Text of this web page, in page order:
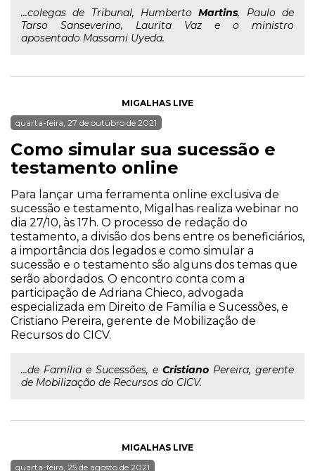
...colegas de Tribunal, HumbertoMartins, Paulo de
Tarso Sanseverino, Laurita Vaz e o ministro
aposentado Massami Uyeda.
MIGALHAS LIVE
quarta-feira, 27 de outubro de 2021
Como simular sua sucessão e
testamento online
Para lançar uma ferramenta online exclusiva de
sucessão e testamento, Migalhas realiza webinar no
dia 27/10, às 17h. O processo de redação do
testamento, a divisão dos bens entre os beneficiários,
a importância dos legados e como simular a
sucessão e o testamento são alguns dos temas que
serão abordados. O encontro conta com a
participação de Adriana Chieco, advogada
especializada em Direito de Família e Sucessões, e
Cristiano Pereira, gerente de Mobilização de
Recursos do CICV.
...de Família e Sucessões, e Cristiano Pereira, gerente
de Mobilização de Recursos do CICV.
MIGALHAS LIVE
quarta-feira, 25 de agosto de 2021